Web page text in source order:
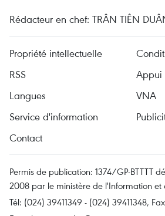
Rédacteur en chef: TRÂN TIÊN
Propriété intellectuelle
RSS
Appui
Langues
VNA
Service d'information
Contact
Permis de publication: 1374/GP-BTTTT
2008 par le ministère de l'Information
Tél: (024) 39411349 - (024) 39411348,